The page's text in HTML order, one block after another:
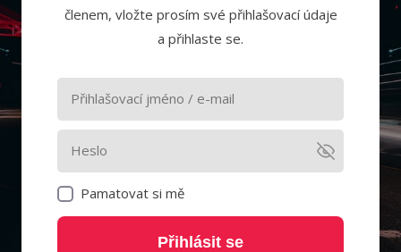
členem, vložte prosím své přihlašovací údaje
a přihlaste se.
Pamatovat si mě
Přihlásit se